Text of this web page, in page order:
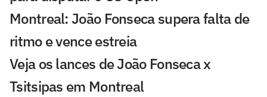
Montreal: João Fonseca supera falta de
ritmo e vence estreia
Veja os lances de João Fonseca x
Tsitsipas em Montreal